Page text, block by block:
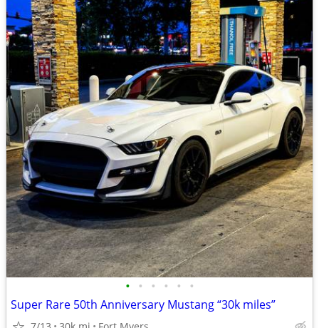
• • • • • •
Super Rare 50th Anniversary Mustang “30k miles”